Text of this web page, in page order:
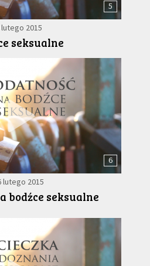
5
lutego 2015
seksualne
6
lutego 2015
bodźce seksualne